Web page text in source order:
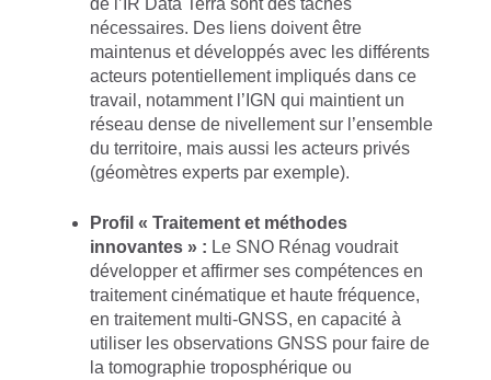
nécessaires. Des liens doivent être
maintenus et développés avec les différents
acteurs potentiellement impliqués dans ce
travail, notamment l’IGN qui maintient un
réseau dense de nivellement sur l’ensemble
du territoire, mais aussi les acteurs privés
(géomètres experts par exemple).
Profil « Traitement et méthodes
innovantes » : Le SNO Rénag voudrait
développer et affirmer ses compétences en
traitement cinématique et haute fréquence,
en traitement multi-GNSS, en capacité à
utiliser les observations GNSS pour faire de
la tomographie troposphérique ou